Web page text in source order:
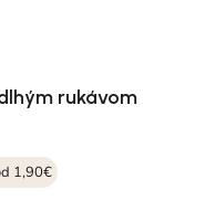
rukávom
1,90€